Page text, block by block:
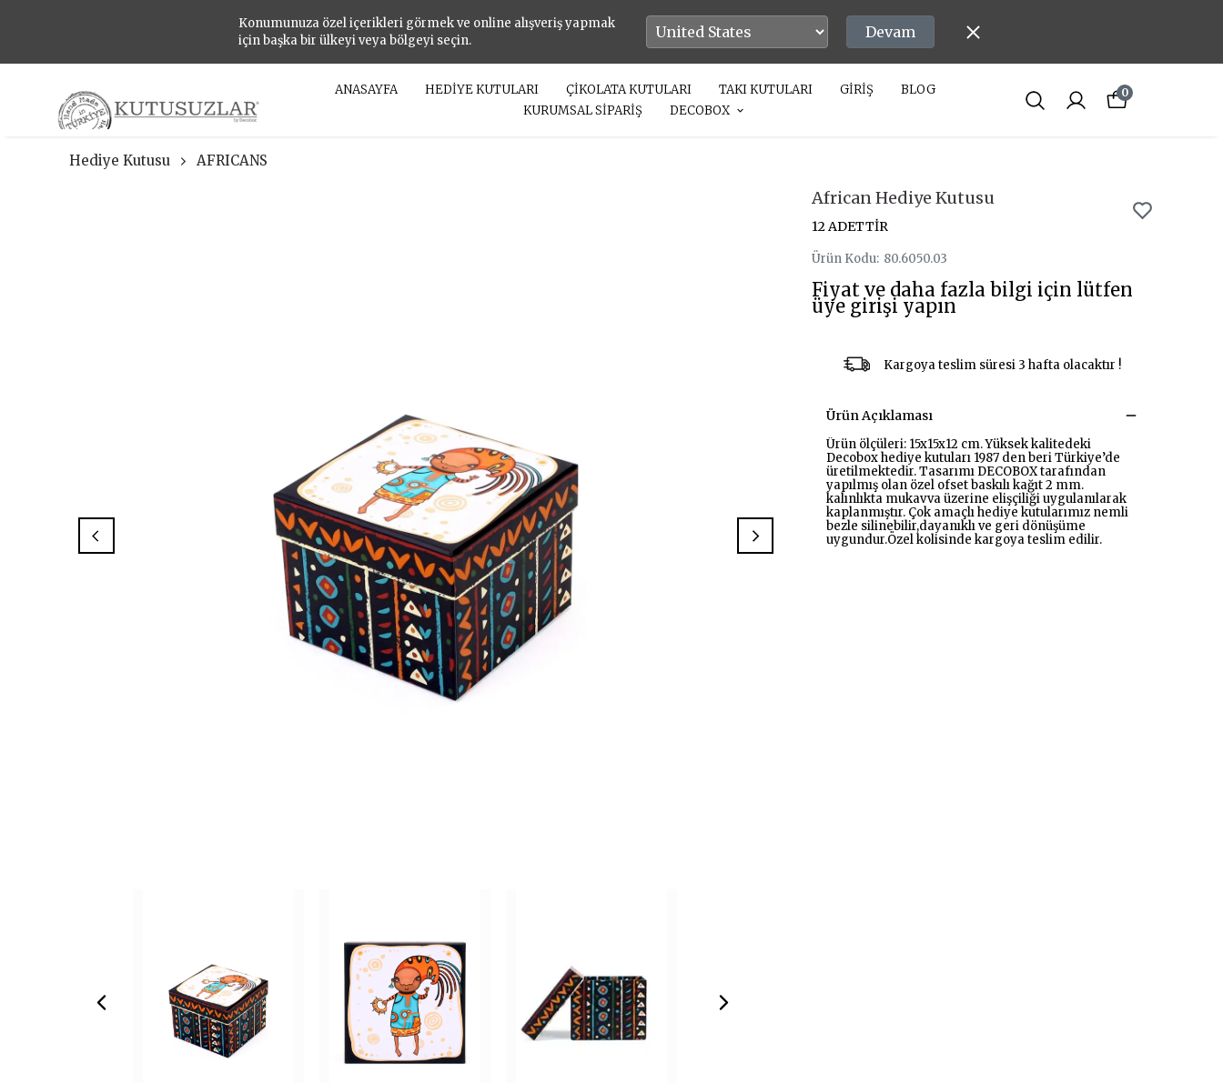
Konumunuza özel içerikleri görmek ve online alışveriş yapmak
için başka bir ülkeyi veya bölgeyi seçin.
Devam
ANASAYFA HEDİYE KUTULARI ÇİKOLATA KUTULARI TAKI KUTULARI GİRİŞ
BLOG
KURUMSAL SİPARİŞ
DECOBOX
0
Hediye Kutusu AFRICANS
African Hediye Kutusu
12 ADETTİR
Ürün Kodu: 80.6050.03
Fiyat ve daha fazla bilgi için lütfen
üye girişi yapın
Kargoya teslim süresi 3 hafta olacaktır !
Ürün Açıklaması
Ürün ölçüleri: 15x15x12 cm. Yüksek kalitedeki
Decobox hediye kutuları 1987 den beri Türkiye’de
üretilmektedir. Tasarımı DECOBOX tarafından
yapılmış olan özel ofset baskılı kağıt 2 mm.
kalınlıkta mukavva üzerine elişçiliği uygulanılarak
kaplanmıştır. Çok amaçlı hediye kutularımız nemli
bezle silinebilir,dayanıklı ve geri dönüşüme
uygundur.Özel kolisinde kargoya teslim edilir.